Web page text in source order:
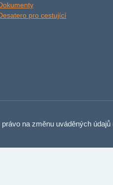
pro cestující
na změnu uváděných